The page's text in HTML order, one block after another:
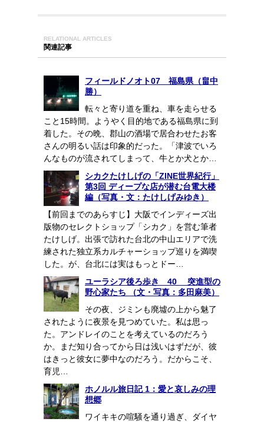
RELATIONAL ARTICLES
関連記事
フィールドノオト07 福島県（畠中
勝）
転々と寄り道を重ね、車を走らせる
こと15時間。ようやく目的地である福島県に到
着した。その晩、郡山の酒場で居合わせたお客
さんの明るい話は印象的だった。「津波でいろ
んなものが流されてしまって、牛とか犬とか…
シカクたけしげの「ZINE世界紀行」
第3回 ディープな店が潜む台電大楼
編（写真・文：たけしげみゆき）
【前回までのあらすじ】大阪でインディーズ出
版物のセレクトショップ「シカク」を営む筆者
たけしげ。出張で訪れた台北の中山エリアで洗
練された独立系カルチャーショップ巡りを満喫
した。が、台北には実はもっとドー…
ユーラシア後ろ歩き 40 突進型の
野心家たち （文・写真：多田麻美）
その夜、ジミンも廃墟の上から魅了
されたように夜景を見つめていた。私は思っ
た。アンドレイのことを考えているのだろう
か。まだ知り合ってから日は浅いはずだが、彼
はきっと彼女に夢中なのだろう。だからこそ、
育児…
ホノルル旅日記 1：愛と哀しみの理
想郷
ワイキキの喧騒を通り過ぎ、ダイヤ